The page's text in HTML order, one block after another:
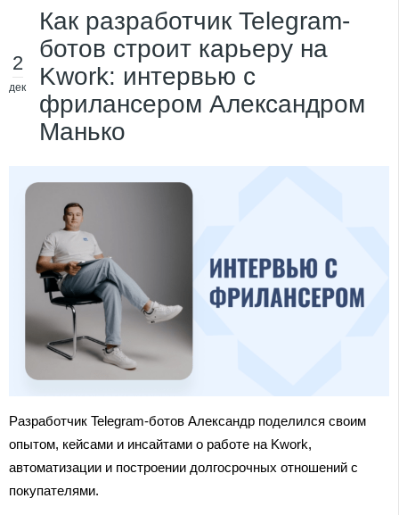
2
дек
Как разработчик Telegram-
ботов строит карьеру на
Kwork: интервью с
фрилансером Александром
Манько
Разработчик Telegram-ботов Александр поделился своим
опытом, кейсами и инсайтами о работе на Kwork,
автоматизации и построении долгосрочных отношений с
покупателями.